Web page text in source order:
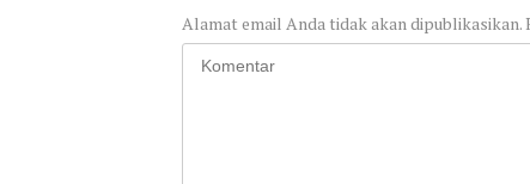
Alamat email Anda tidak akan dipublikasikan.